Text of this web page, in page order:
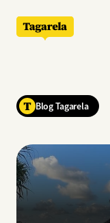
Blog Tagarela